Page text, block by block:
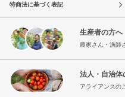
特商法に基づく表記
生産者の方へ
農家さん・漁師
法人・自治体
アライアンスの